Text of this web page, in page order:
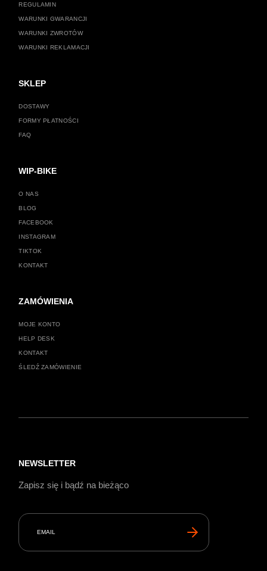
REGULAMIN
WARUNKI GWARANCJI
WARUNKI ZWROTÓW
WARUNKI REKLAMACJI
SKLEP
DOSTAWY
FORMY PŁATNOŚCI
FAQ
WIP-BIKE
O NAS
BLOG
FACEBOOK
INSTAGRAM
TIKTOK
KONTAKT
ZAMÓWIENIA
MOJE KONTO
HELP DESK
KONTAKT
ŚLEDŹ ZAMÓWIENIE
NEWSLETTER
Zapisz się i bądź na bieżąco